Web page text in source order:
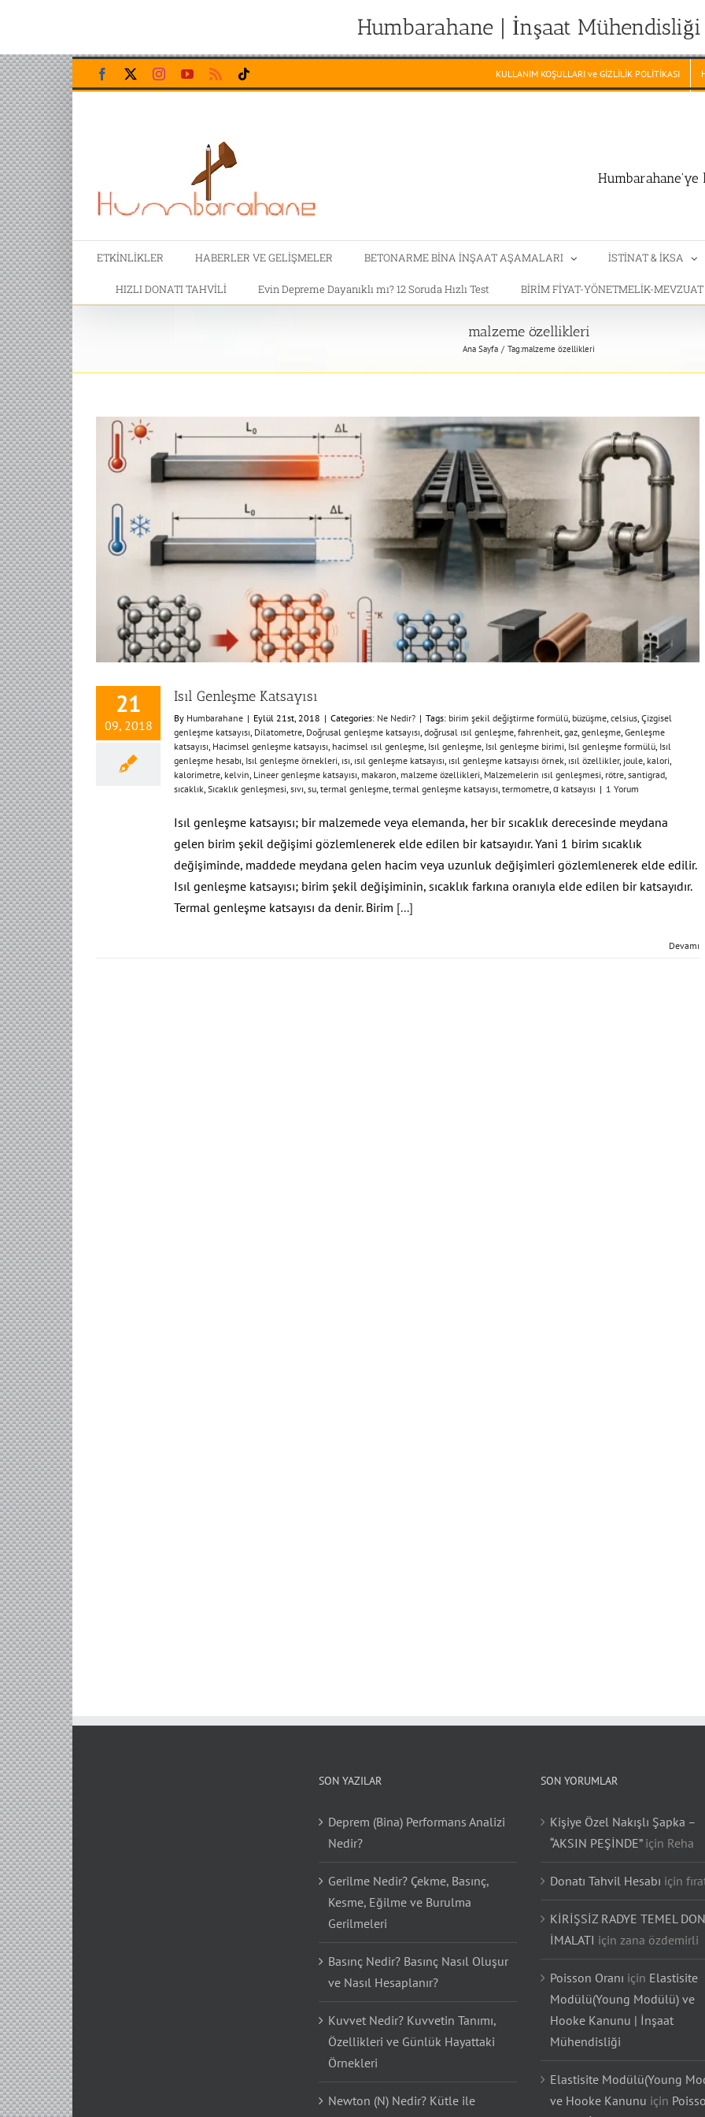
Humbarahane | İnşaat Mühendisliği
Skip
to
content
Facebook InstagramYouTubeRss KULLANIM KOŞULLARI ve GİZLİLİK POLİTİKASI
Humbarahane'ye
ETKİNLİKLER HABERLER VE GELİŞMELER BETONARME BİNA İNŞAAT AŞAMALARI İSTİNAT & İKSA
HIZLI DONATI TAHVİLİ Evin Depreme Dayanıklı mı? 12 Soruda Hızlı Test BİRİM FİYAT-YÖNETMELİK-
malzeme özellikleri
Ana Sayfa Tag:malzeme özellikleri
21
09, 2018
Isıl Genleşme Katsayısı
By Humbarahane | Eylül 21st, 2018 | Categories: Ne Nedir? | Tags: birim şekil değiştirme formülü büzüşme celsius Çizgisel
genleşme katsayısı Dilatometre Doğrusal genleşme katsayısı doğrusal ısıl genleşme fahrenheit gaz genleşme Genleşme
katsayısı Hacimsel genleşme katsayısı hacimsel ısıl genleşme Isıl genleşme Isıl genleşme birimi Isıl genleşme formülü Isıl
genleşme hesabı Isıl genleşme örnekleri ısı ısıl genleşme katsayısı ısıl genleşme katsayısı örnek ısıl özellikler, joule kalori
kalorimetre kelvin Lineer genleşme katsayısı makaron malzeme özellikleri Malzemelerin ısıl genleşmesi rötre santigrad
sıcaklık Sıcaklık genleşmesi sıvı su termal genleşme termal genleşme katsayısı termometre α katsayısı | 1 Yorum
Isıl genleşme katsayısı; bir malzemede veya elemanda, her bir sıcaklık derecesinde meydana
gelen birim şekil değişimi gözlemlenerek elde edilen bir katsayıdır. Yani 1 birim sıcaklık
değişiminde, maddede meydana gelen hacim veya uzunluk değişimleri gözlemlenerek elde edilir.
Isıl genleşme katsayısı; birim şekil değişiminin, sıcaklık farkına oranıyla elde edilen bir katsayıdır.
Termal genleşme katsayısı da denir. Birim [...]
Devamı
Nedir?
Gerilme Nedir? Çekme, Basınç,
Gerilmeleri
Basınç Nedir? Basınç Nasıl Oluşur
ve Nasıl Hesaplanır?
Kuvvet Nedir? Kuvvetin Tanımı,
Örnekleri
Kişiye Özel Nakışlı Şapka –
“AKSIN PEŞİNDE”
için Reha
Donatı Tahvil Hesabı içinfırat
KİRİŞSİZ RADYE TEMEL
İMALATI için zana özdemirli
Poisson Oranı için
Elastisite
Modülü(Young Modülü) ve
Hooke Kanunu | İnşaat
Mühendisliği
Elastisite Modülü(Young